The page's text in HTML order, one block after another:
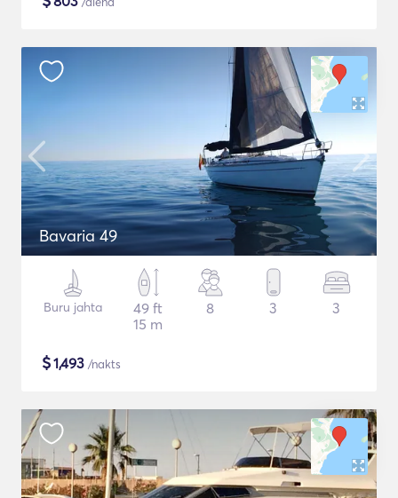
Bavaria 49
Buru jahta
49 ft
15 m
8 3 3
$1,493 /nakts